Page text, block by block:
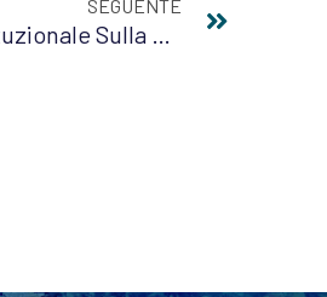
SEGUENTE
Inammissibili Le Questioni Di Legittimità Costituzionale Sulla Durata Delle Misure Interdittive Per Gli Amministratori Responsabili Del Dissesto Degli Enti Locali